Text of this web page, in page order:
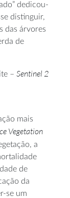
dedicou-
distinguir,
das árvores
de
– Sentinel 2
mais
Vegetation
a
de
da
se um